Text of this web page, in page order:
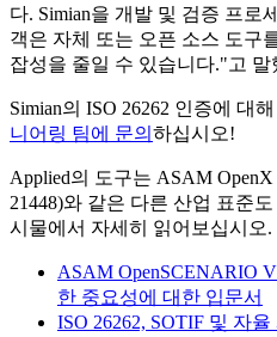
다. Simian을 개발 및 검증 프로
객은 자체 또는 오픈 소스 도구
잡성을 줄일 수 있습니다."고 말
Simian의 ISO 26262 인증에 대
니어링 팀에 문의 하십시오!
Applied의 도구는 ASAM
21448)와 같은 다른 산업 표준
시물에서 자세히 읽어보십시오.
ASAM OpenSCENARIO
한 중요성에 대한 입문서
ISO 26262, SOTIF 및 자